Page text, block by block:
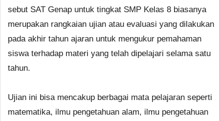
sebut SAT Genap untuk tingkat SMP Kelas 8 biasanya
merupakan rangkaian ujian atau evaluasi yang dilakukan
pada akhir tahun ajaran untuk mengukur pemahaman
siswa terhadap materi yang telah dipelajari selama satu
tahun.
Ujian ini bisa mencakup berbagai mata pelajaran seperti
matematika, ilmu pengetahuan alam, ilmu pengetahuan